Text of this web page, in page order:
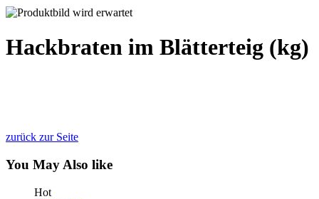
Hackbraten im Blätterteig (kg)
zurück zur Seite
You May Also like
Hot